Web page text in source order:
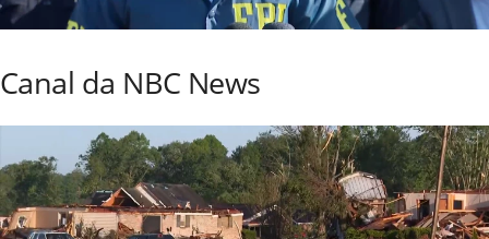
Canal da NBC News